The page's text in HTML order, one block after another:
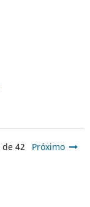
de 42 Próximo